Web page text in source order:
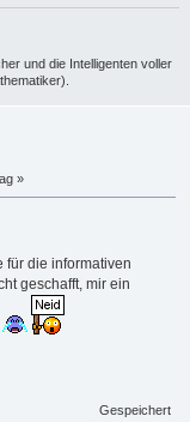
und die Intelligenten voller
»
für die informativen
geschafft, mir ein
Gespeichert